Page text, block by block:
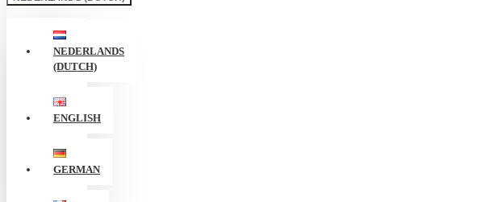
NEDERLANDS
(DUTCH)
ENGLISH
GERMAN